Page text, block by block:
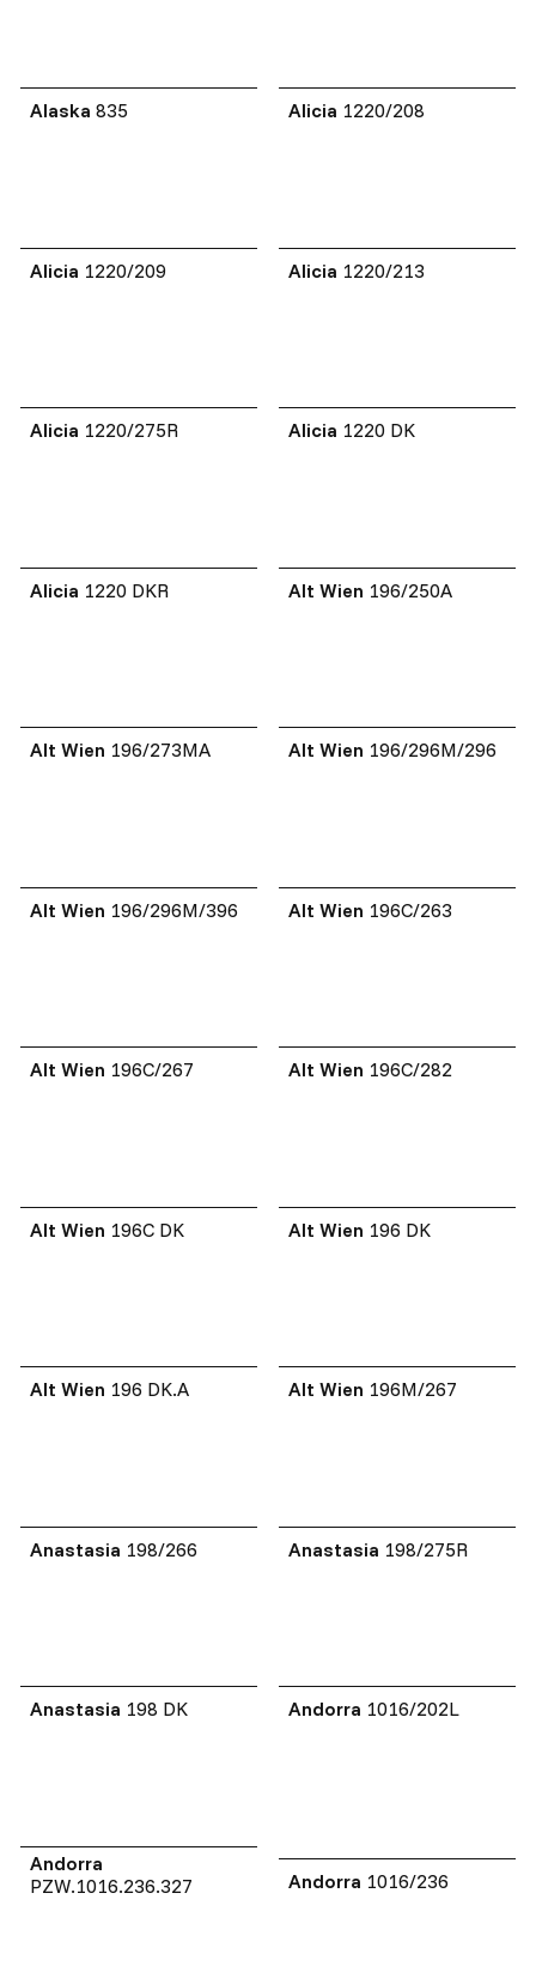
Alaska 835 Alicia 1220/208
Alicia 1220/209 Alicia 1220/213
Alicia 1220/275R Alicia 1220 DK
Alicia 1220 DKR Alt Wien 196/250A
Alt Wien 196/273MA Alt Wien 196/296M/296
Alt Wien 196/296M/396 Alt Wien 196C/263
Alt Wien 196C/267 Alt Wien 196C/282
Alt Wien 196C DK Alt Wien 196 DK
Alt Wien 196 DK.A Alt Wien 196M/267
Anastasia 198/266 Anastasia 198/275R
Anastasia 198 DK Andorra 1016/202L
Andorra
PZW.1016.236.327
Andorra 1016/236